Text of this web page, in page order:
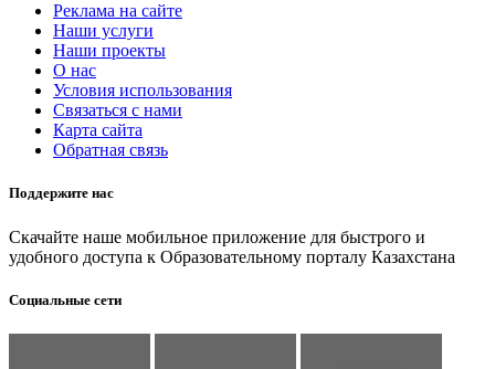
Реклама на сайте
Наши услуги
Наши проекты
О нас
Условия использования
Связаться с нами
Карта сайта
Обратная связь
Поддержите нас
Скачайте наше мобильное приложение для быстрого и
удобного доступа к Образовательному порталу Казахстана
Социальные сети